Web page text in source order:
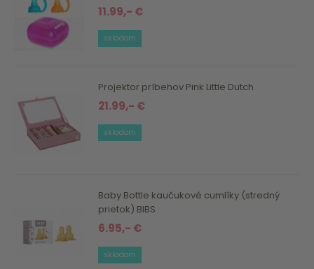
11.99,- €
skladom
Projektor príbehov Pink Little Dutch
21.99,- €
skladom
Baby Bottle kaučukové cumlíky (stredný
prietok) BIBS
6.95,- €
skladom